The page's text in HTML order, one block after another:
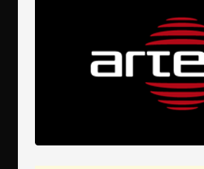
acquistare